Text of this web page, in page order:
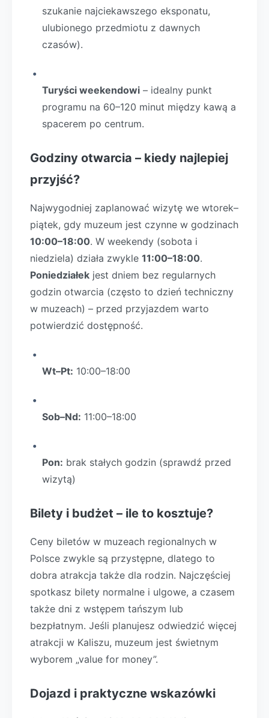
szukanie najciekawszego eksponatu,
ulubionego przedmiotu z dawnych
czasów).
Turyści weekendowi – idealny punkt
programu na 60–120 minut między kawą a
spacerem po centrum.
Godziny otwarcia – kiedy najlepiej
przyjść?
Najwygodniej zaplanować wizytę we wtorek–
piątek, gdy muzeum jest czynne w godzinach
10:00–18:00. W weekendy (sobota i
niedziela) działa zwykle 11:00–18:00.
Poniedziałek jest dniem bez regularnych
godzin otwarcia (często to dzień techniczny
w muzeach) – przed przyjazdem warto
potwierdzić dostępność.
Wt–Pt: 10:00–18:00
Sob–Nd: 11:00–18:00
Pon: brak stałych godzin (sprawdź przed
wizytą)
Bilety i budżet – ile to kosztuje?
Ceny biletów w muzeach regionalnych w
Polsce zwykle są przystępne, dlatego to
dobra atrakcja także dla rodzin. Najczęściej
spotkasz bilety normalne i ulgowe, a czasem
także dni z wstępem tańszym lub
bezpłatnym. Jeśli planujesz odwiedzić więcej
atrakcji w Kaliszu, muzeum jest świetnym
wyborem „value for money”.
Dojazd i praktyczne wskazówki